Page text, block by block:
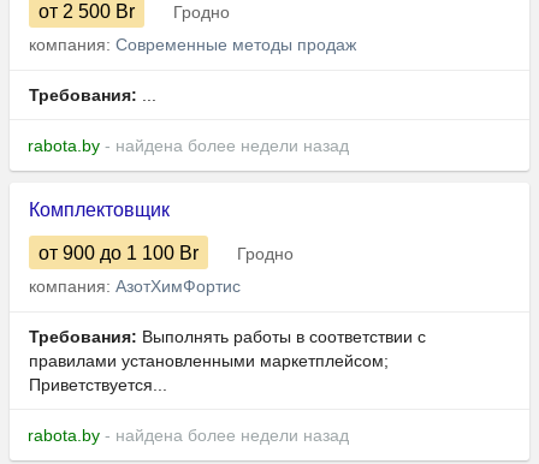
от 2 500 Br
Гродно
компания: Современные методы продаж
Требования: ...
rabota.by - найдена более недели назад
Комплектовщик
от 900 до 1 100 Br
Гродно
компания: АзотХимФортис
Требования: Выполнять работы в соответствии с
правилами установленными маркетплейсом;
Приветствуется...
rabota.by - найдена более недели назад